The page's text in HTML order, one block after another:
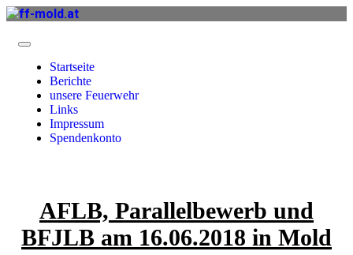
Startseite
Berichte
unsere Feuerwehr
Links
Impressum
Spendenkonto
AFLB, Parallelbewerb und
BFJLB am 16.06.2018 in Mold